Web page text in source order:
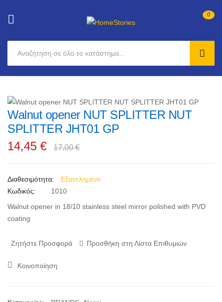
0
περιεχόμενο
Μετάβαση
στο
τέλος
συλλογής
Μετάβαση
στην
της
Walnut opener NUT SPLITTER NUT
SPLITTER JHT01 GP
14,45 €
17,00 €
Εξαντλημένο
Κωδικός
1010
Walnut opener in 18/10 stainless steel mirror polished with PVD
coating
Ζητήστε Προσφορά Προσθήκη στη Λίστα Επιθυμιών
Κοινοποίηση